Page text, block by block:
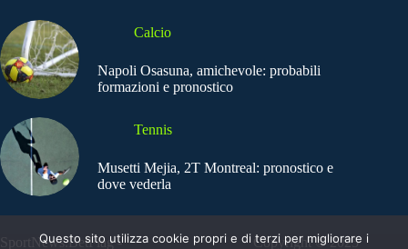
Calcio
Napoli Osasuna, amichevole: probabili
formazioni e pronostico
Tennis
Musetti Mejia, 2T Montreal: pronostico e
dove vederla
SportNews.BetFlag - Copyright © 2025
Questo sito utilizza cookie propri e di terzi per migliorare i